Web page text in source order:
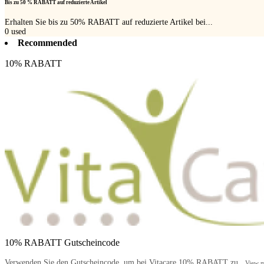
Bis zu 50 % RABATT auf reduzierte Artikel
Erhalten Sie bis zu 50% RABATT auf reduzierte Artikel bei...
0 used
Recommended
10% RABATT
10% RABATT Gutscheincode